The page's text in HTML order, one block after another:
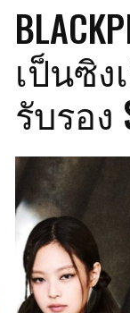
เป็นซิ
รับรอง